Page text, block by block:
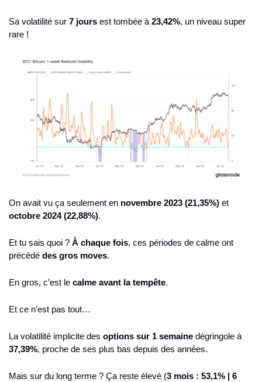
Sa volatilité sur 7 jours est tombée à 23,42%, un niveau super
rare !
On avait vu ça seulement en novembre 2023 (21,35%)
octobre 2024 (22,88%).
Et tu sais quoi ? À chaque fois, ces périodes de calme ont
précédé des gros moves.
En gros, c’est le calme avant la tempête.
Et ce n’est pas tout…
La volatilité implicite des options sur 1 semaine
37,39%, proche de ses plus bas depuis des années.
Mais sur du long terme ? Ça reste élevé (3 mois : 53,1% | 6